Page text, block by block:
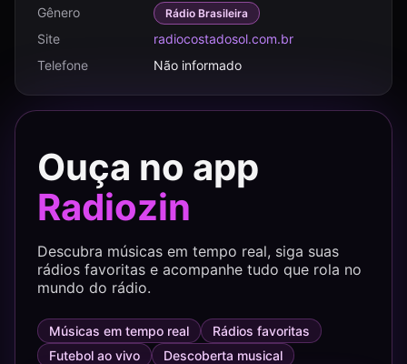
Gênero
Rádio Brasileira
Site
radiocostadosol.com.br
Telefone
Não informado
Ouça no app
Radiozin
Descubra músicas em tempo real, siga suas
rádios favoritas e acompanhe tudo que rola no
mundo do rádio.
Músicas em tempo real
Rádios favoritas
Futebol ao vivo
Descoberta musical